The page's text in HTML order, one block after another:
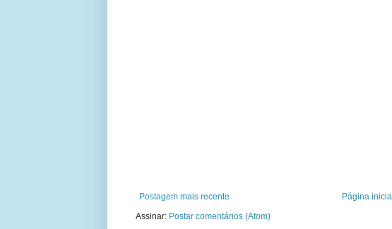
Postagem mais recente
Página
Assinar: Postar comentários (Atom)